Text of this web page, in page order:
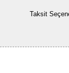
Taksit